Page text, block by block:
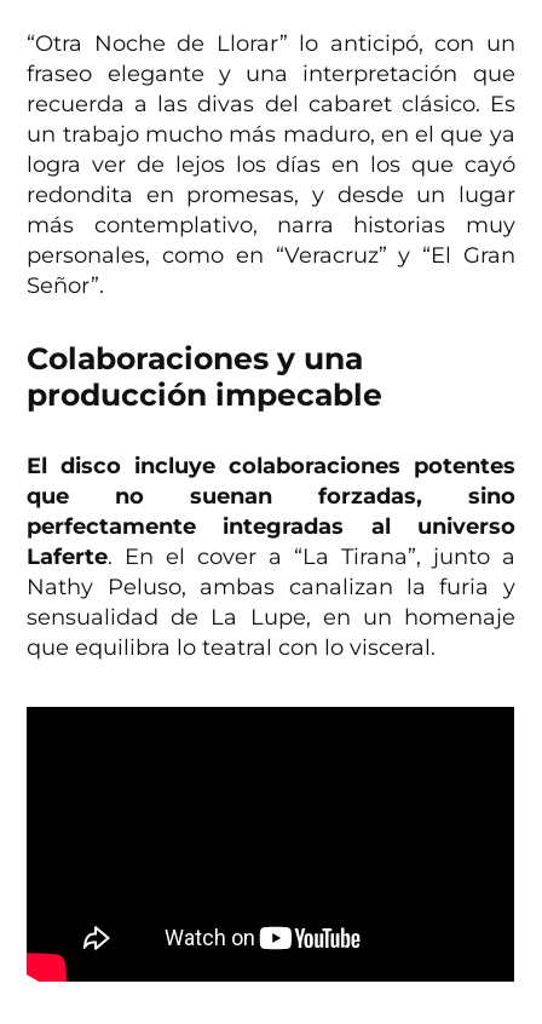
“Otra Noche de Llorar” lo anticipó, con un
fraseo elegante y una interpretación que
recuerda a las divas del cabaret clásico. Es
un trabajo mucho más maduro, en el que ya
logra ver de lejos los días en los que cayó
redondita en promesas, y desde un lugar
más contemplativo, narra historias muy
personales, como en “Veracruz” y “El Gran
Señor”.
Colaboraciones y una
producción impecable
El disco incluye colaboraciones potentes
que no suenan forzadas, sino
perfectamente integradas al universo
Laferte. En el cover a “La Tirana”, junto a
Nathy Peluso, ambas canalizan la furia y
sensualidad de La Lupe, en un homenaje
que equilibra lo teatral con lo visceral.